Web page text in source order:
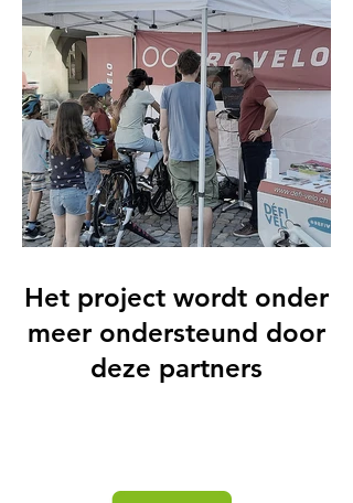
Het project wordt onder
meer ondersteund door
deze partners